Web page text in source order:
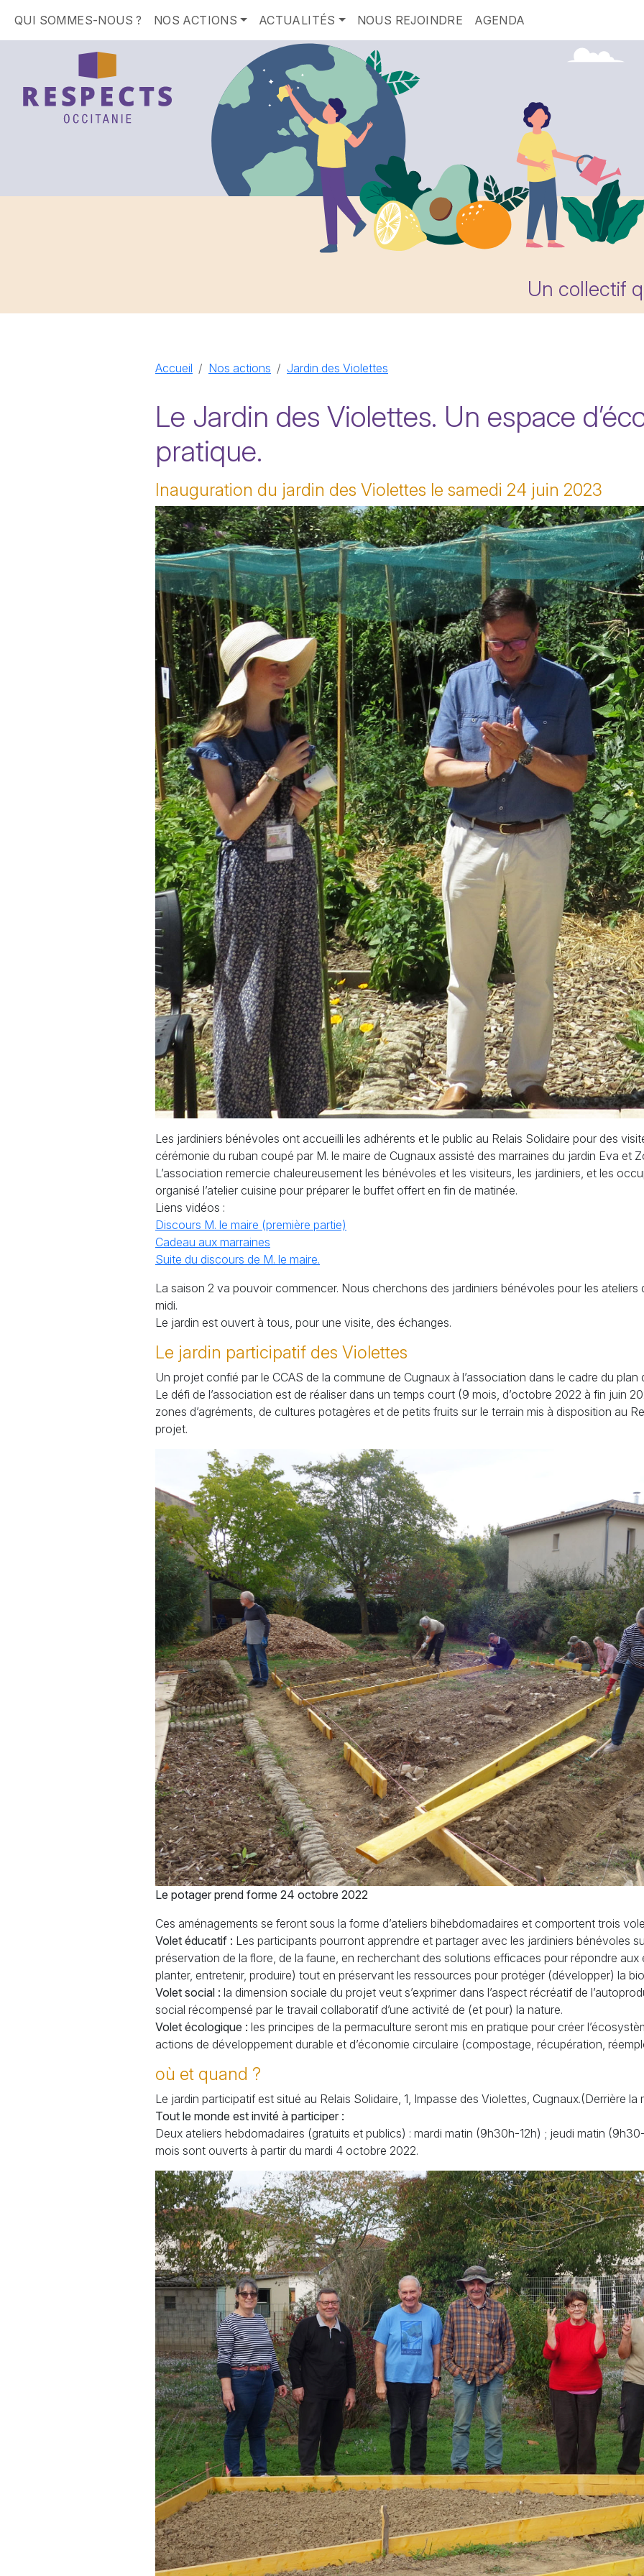
QUI SOMMES-NOUS ? NOS ACTIONS ACTUALITÉS NOUS REJOINDRE AGENDA
Un collectif
Accueil Nos actions Jardin des Violettes
Le Jardin des Violettes. Un espace
pratique.
Inauguration du jardin des Violettes le samedi 24 juin 2023
Les jardiniers bénévoles ont accueilli les adhérents et le public au Relais Solidaire pour des
cérémonie du ruban coupé par M. le maire de Cugnaux assisté des marraines du jardin Eva et
L’association remercie chaleureusement les bénévoles et les visiteurs, les jardiniers, et les
organisé l’atelier cuisine pour préparer le buffet offert en fin de matinée.
Liens vidéos :
Discours M. le maire (première partie)
Cadeau aux marraines
Suite du discours de M. le maire.
La saison 2 va pouvoir commencer. Nous cherchons des jardiniers bénévoles pour les ateliers
midi.
Le jardin est ouvert à tous, pour une visite, des échanges.
Le jardin participatif des Violettes
Un projet confié par le CCAS de la commune de Cugnaux à l’association dans le cadre du
Le défi de l’association est de réaliser dans un temps court (9 mois, d’octobre 2022 à fin juin
zones d’agréments, de cultures potagères et de petits fruits sur le terrain mis à disposition au
projet.
Le potager prend forme 24 octobre 2022
Ces aménagements se feront sous la forme d’ateliers bihebdomadaires et comportent trois
Volet éducatif : Les participants pourront apprendre et partager avec les jardiniers bénévoles
préservation de la flore, de la faune, en recherchant des solutions efficaces pour répondre aux
planter, entretenir, produire) tout en préservant les ressources pour protéger (développer) la
Volet social : la dimension sociale du projet veut s’exprimer dans l’aspect récréatif de
social récompensé par le travail collaboratif d’une activité de (et pour) la nature.
Volet écologique : les principes de la permaculture seront mis en pratique pour créer
actions de développement durable et d’économie circulaire (compostage, récupération,
où et quand ?
Le jardin participatif est situé au Relais Solidaire, 1, Impasse des Violettes, Cugnaux.(Derrière la
Tout le monde est invité à participer :
Deux ateliers hebdomadaires (gratuits et publics) : mardi matin (9h30h-12h) ; jeudi matin
mois sont ouverts à partir du mardi 4 octobre 2022.